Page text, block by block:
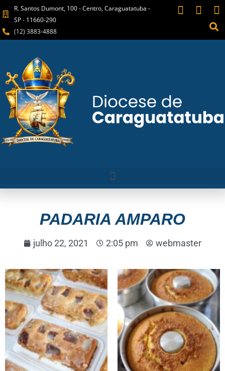
R. Santos Dumont, 100 - Centro, Caraguatatuba -
SP - 11660-290
(12) 3883-4888
PADARIA AMPARO
julho 22, 2021 2:05 pm webmaster